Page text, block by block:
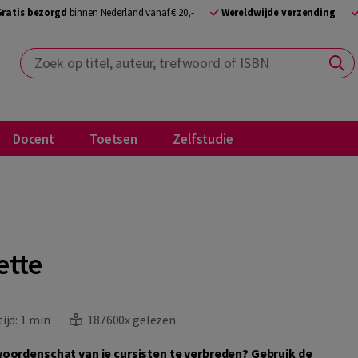
bezorgd binnen Nederland vanaf € 20,- Wereldwijde verzending
Zoek op titel, auteur, trefwoord of ISBN
Docent Toetsen Zelfstudie
1 min 187600x gelezen
van je cursisten te verbreden? Gebruik de